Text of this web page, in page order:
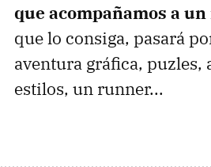
que acompañamos a
que lo consiga, pasará
aventura gráfica, puzles,
estilos, un runner...